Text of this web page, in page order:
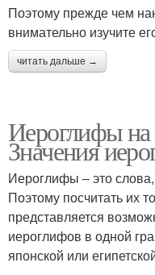
Поэтому прежде чем
внимательно изучите
читать дальше →
Иероглифы на
Значения
Иероглифы – это
Поэтому посчитать их
представляется
иероглифов в одной
японской или